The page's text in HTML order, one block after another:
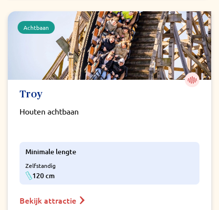
Achtbaan
Troy
Houten achtbaan
Minimale lengte
Zelfstandig
120 cm
Bekijk attractie